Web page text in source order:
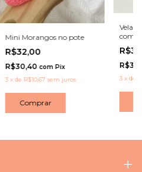
Mini Morangos no pote
R$32,00
R$30,40 com Pix
3 xde R$10,67 sem juros
Comprar
Vela
com
3 x de